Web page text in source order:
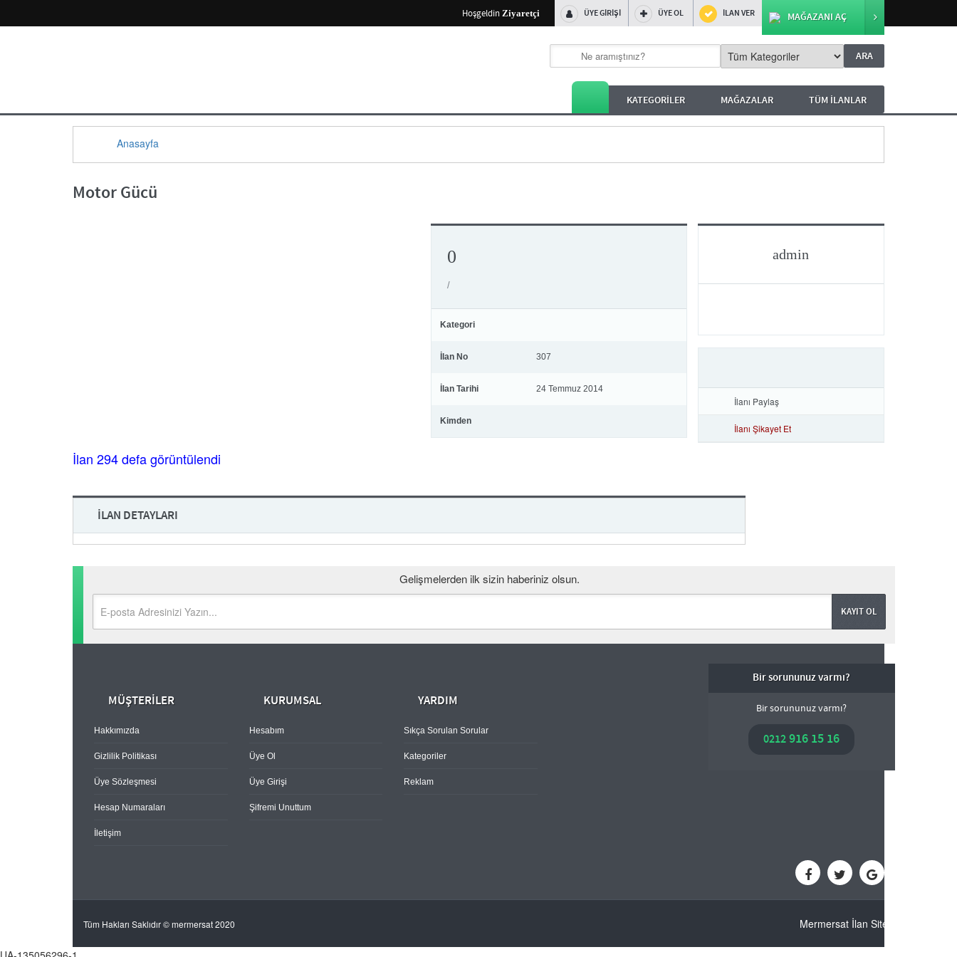
MAĞAZANI AÇ
İLAN VER
ÜYE OL
ÜYE GİRİŞİ
Hoşgeldin Ziyaretçi
KATEGORİLER MAĞAZALAR TÜM İLANLAR
Anasayfa
Motor Gücü
0
/
Kategori
İlan No 307
İlan Tarihi 24 Temmuz 2014
Kimden
admin
İlanı Paylaş
İlanı Şikayet Et
İlan 294 defa görüntülendi
İLAN DETAYLARI
Gelişmelerden ilk sizin haberiniz olsun.
MÜŞTERİLER
Hakkımızda
Gizlilik Politikası
Üye Sözleşmesi
Hesap Numaraları
İletişim
KURUMSAL
Hesabım
Üye Ol
Üye Girişi
Şifremi Unuttum
YARDIM
Sıkça Sorulan Sorular
Kategoriler
Reklam
Bir sorununuz varmı?
Bir sorununuz varmı?
0212916 15 16
Tüm Hakları Saklıdır © mermersat 2020 Mermersat İlan Sitesi